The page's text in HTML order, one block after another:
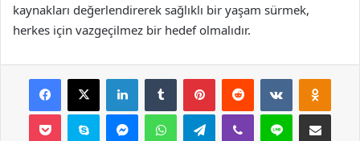
kaynakları değerlendirerek sağlıklı bir yaşam sürmek,
herkes için vazgeçilmez bir hedef olmalıdır.
Facebook
X LinkedInTumblr PinterestReddit VKontakte
Pocket Skype MessengerWhatsAppTelegramViber Line E-Posta ile